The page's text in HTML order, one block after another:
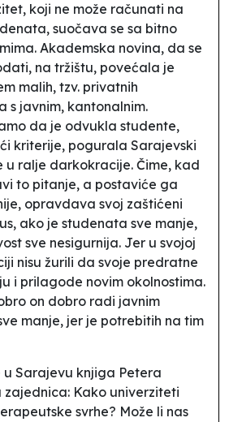
koji ne može računati na
suočava se sa bitno
Akademska novina, da se
na tržištu, povećala je
malih, tzv. privatnih
s javnim, kantonalnim.
da je odvukla studente,
kriterije, pogurala Sarajevski
u ralje darkokracije. Čime, kad
to pitanje, a postaviće ga
opravdava svoj zaštićeni
ako je studenata sve manje,
sve nesigurnija. Jer u svojoj
nisu žurili da svoje predratne
i prilagode novim okolnostima.
on dobro radi javnim
manje, jer je potrebitih na tim
u Sarajevu knjiga Petera
zajednica: Kako univerziteti
svrhe? Može li nas